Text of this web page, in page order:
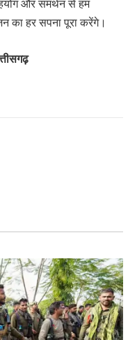
और समर्थन से हम
का हर सपना पूरा करेंगे।